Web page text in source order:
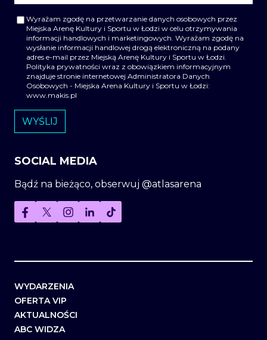
Wyrażam zgodę na przetwarzanie danych osobowych przez
Miejska Arenę Kultury i Sportu w Łodzi w celu otrzymywania
informacji handlowych i marketingowych. Wyrażam zgodę na
wysłanie informacji handlowej drogą elektroniczną na podany
adres e-mail przez Miejską Arenę Kultury i Sportu w Łodzi.
Polityka prywatności wraz z obowiązkiem informacyjnym
znajduje stronie internetowej Administratora Danych
Osobowych - Miejska Arena Kultury i Sportu w Łodzi:
www.makis.pl
SOCIAL MEDIA
Bądź na bieżąco, obserwuj @atlasarena
WYDARZENIA
OFERTA VIP
AKTUALNOŚCI
ABC WIDZA